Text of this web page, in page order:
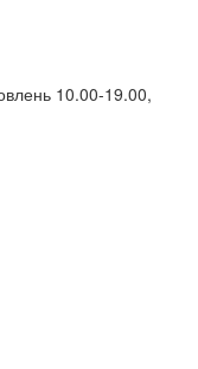
10.00-19.00,